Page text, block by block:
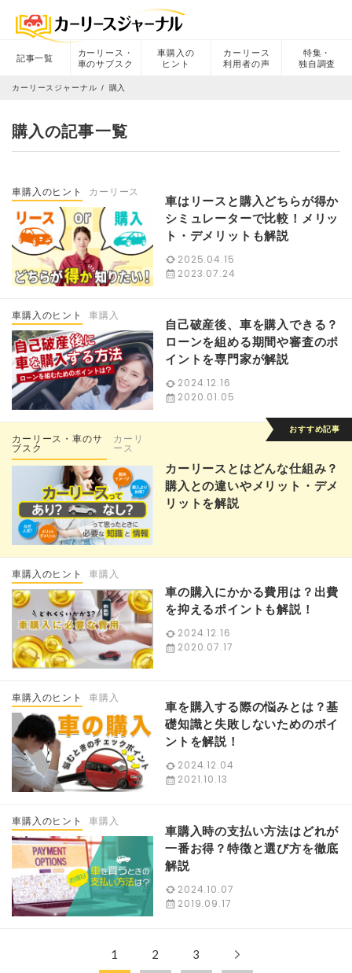
記事一覧
カーリース・
車のサブスク
車購入の
ヒント
カーリース
利用者の声
特集・
独自調査
カーリースジャーナル 購入
購入の記事一覧
車購入のヒント カーリース
車はリースと購入どちらが得か
シミュレーターで比較！メリッ
ト・デメリットも解説
2025.04.15
2023.07.24
車購入のヒント 車購入
自己破産後、車を購入できる？
ローンを組める期間や審査のポ
イントを専門家が解説
2024.12.16
2020.01.05
カーリース・車のサ
ブスク
カーリ
ース
カーリースとはどんな仕組み？
購入との違いやメリット・デメ
リットを解説
車購入のヒント 車購入
車の購入にかかる費用は？出費
を抑えるポイントも解説！
2024.12.16
2020.07.17
車購入のヒント 車購入
車を購入する際の悩みとは？基
礎知識と失敗しないためのポイ
ントを解説！
2024.12.04
2021.10.13
車購入のヒント 車購入
車購入時の支払い方法はどれが
一番お得？特徴と選び方を徹底
解説
2024.10.07
2019.09.17
1 2 3